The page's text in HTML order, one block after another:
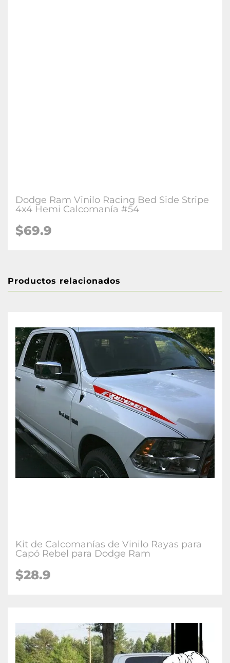
Dodge Ram Vinilo Racing Bed Side Stripe
4x4 Hemi Calcomanía #54
$69.9
Productos relacionados
Kit de Calcomanías de Vinilo Rayas para
Capó Rebel para Dodge Ram
$28.9